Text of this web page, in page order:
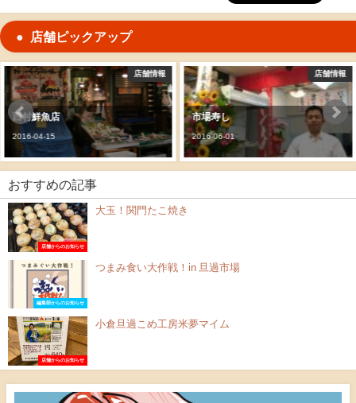
店舗ピックアップ
店舗情報
市場寿し
2016-06-01
店舗情報
赤壁酒店
2016-04-15
おすすめの記事
店舗からのお知らせ
大玉！関門たこ焼き
編集部からのお知らせ
つまみ食い大作戦！in 旦過市場
店舗からのお知らせ
小倉旦過こめ工房米夢マイム